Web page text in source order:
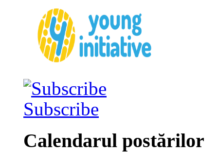
Subscribe
Calendarul postărilor